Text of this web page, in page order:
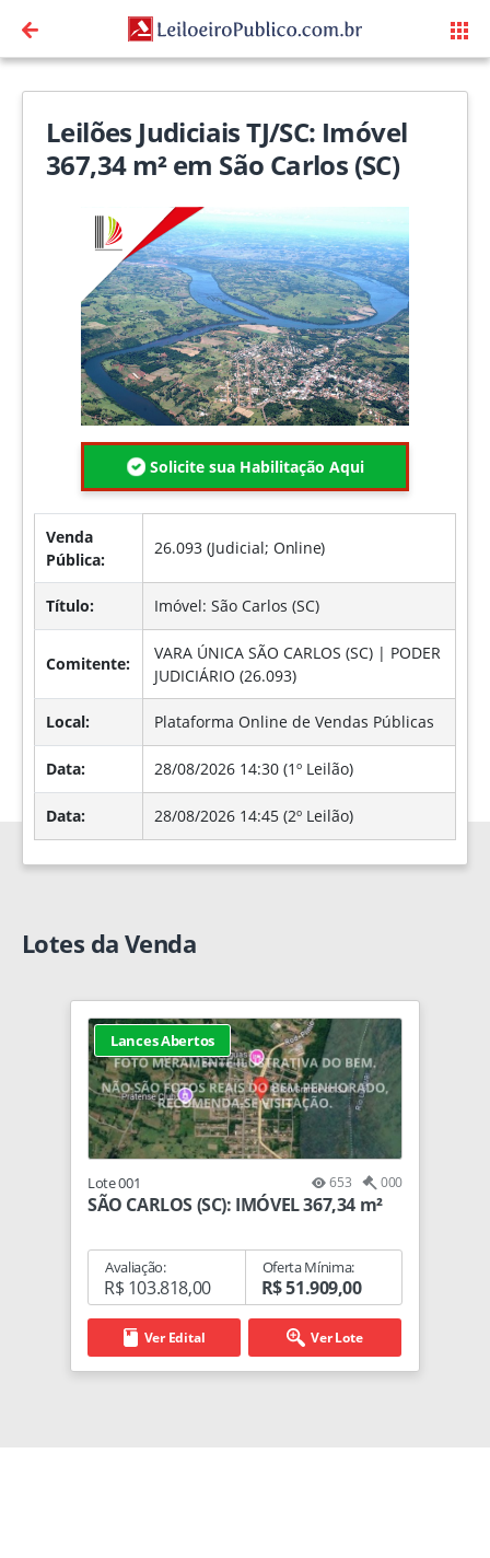
Leilões Judiciais TJ/SC: Imóvel
367,34 m² em São Carlos (SC)
Solicite sua Habilitação Aqui
Venda
Pública:
26.093 (Judicial; Online)
Título: Imóvel: São Carlos (SC)
Comitente:
VARA ÚNICA SÃO CARLOS (SC) | PODER
JUDICIÁRIO (26.093)
Local: Plataforma Online de Vendas Públicas
Data: 28/08/2026 14:30 (1º Leilão)
Data: 28/08/2026 14:45 (2º Leilão)
Lotes da Venda
Lances Abertos
Lote 001 653 000
SÃO CARLOS (SC): IMÓVEL 367,34 m²
Avaliação:
R$ 103.818,00
Oferta Mínima:
R$ 51.909,00
Ver Edital Ver Lote